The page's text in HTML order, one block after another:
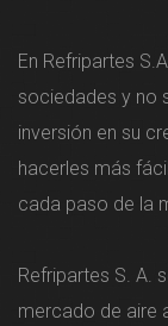
En Refripartes
sociedades y no
inversión en su
hacerles más
cada paso de la
Refripartes S. A.
mercado de aire